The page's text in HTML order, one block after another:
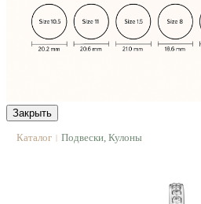
Закрыть
Каталог | Подвески, Кулоны